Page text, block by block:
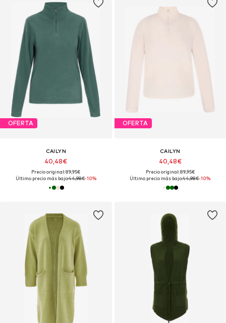
OFERTA
CAILYN
40,48€
Precio original: 89,95€
Último precio más bajo:44,98€-10%
OFERTA
CAILYN
40,48€
Precio original: 89,95€
Último precio más bajo:44,98€-10%